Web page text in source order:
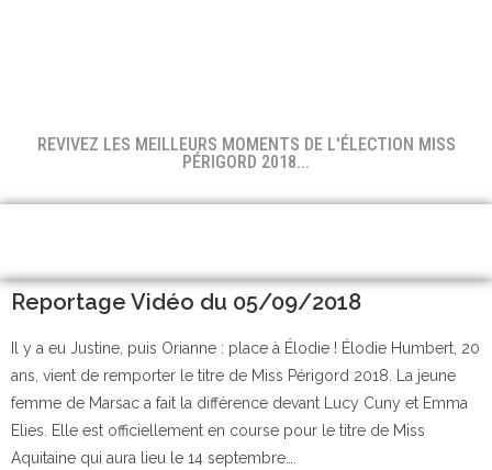
REVIVEZ LES MEILLEURS MOMENTS DE L'ÉLECTION MISS
PÉRIGORD 2018...
Reportage Vidéo du 05/09/2018
Il y a eu Justine, puis Orianne : place à Élodie ! Élodie Humbert, 20
ans, vient de remporter le titre de Miss Périgord 2018. La jeune
femme de Marsac a fait la différence devant Lucy Cuny et Emma
Elies. Elle est officiellement en course pour le titre de Miss
Aquitaine qui aura lieu le 14 septembre….